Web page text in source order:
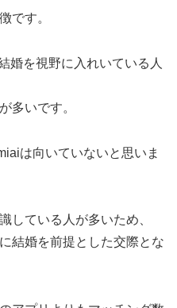
です。
婚を視野に入れいている人
多いです。
は向いていないと思いま
している人が多いため、
結婚を前提とした交際とな